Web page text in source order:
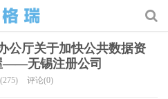
公厅关于加快公共数据资
——无锡注册公司
评论(0)